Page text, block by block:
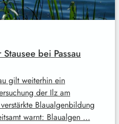
bei Passau
gilt weiterhin ein
der Ilz am
Blaualgenbildung
warnt: Blaualgen …